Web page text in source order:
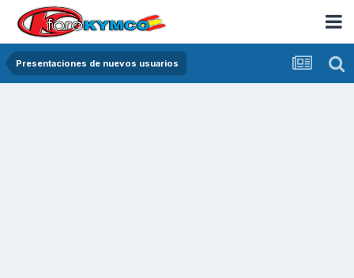
Presentaciones de nuevos usuarios